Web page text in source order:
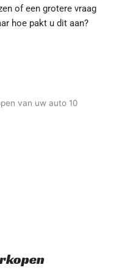
of een grotere vraag
hoe pakt u dit aan?